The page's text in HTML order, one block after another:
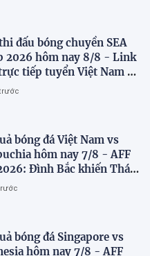
đấu bóng chuyền SEA
2026 hôm nay 8/8 - Link
tiếp tuyển Việt Nam vs
bóng đá Việt Nam vs
hôm nay 7/8 - AFF
Đình Bắc khiến Thái
sợ
bóng đá Singapore vs
hôm nay 7/8 - AFF